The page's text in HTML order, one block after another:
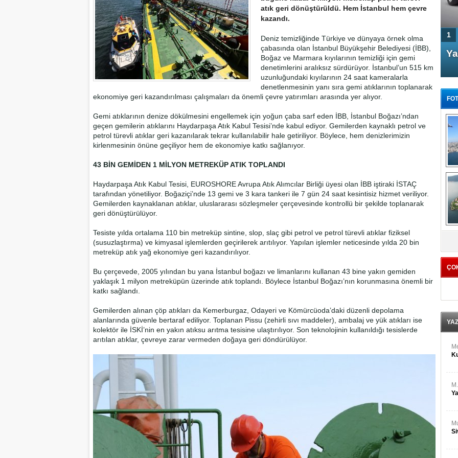
atık geri dönüştürüldü. Hem İstanbul hem çevre
kazandı.
Deniz temizliğinde Türkiye ve dünyaya örnek olma
çabasında olan İstanbul Büyükşehir Belediyesi (İBB),
Boğaz ve Marmara kıyılarının temizliği için gemi
denetimlerini aralıksız sürdürüyor. İstanbul’un 515 km
uzunluğundaki kıyılarının 24 saat kameralarla
denetlenmesinin yanı sıra gemi atıklarının toplanarak
ekonomiye geri kazandırılması çalışmaları da önemli çevre yatırımları arasında yer alıyor.
Gemi atıklarının denize dökülmesini engellemek için yoğun çaba sarf eden İBB, İstanbul Boğazı’ndan
geçen gemilerin atıklarını Haydarpaşa Atık Kabul Tesisi’nde kabul ediyor. Gemilerden kaynaklı petrol ve
petrol türevli atıklar geri kazanılarak tekrar kullanılabilir hale getiriliyor. Böylece, hem denizlerimizin
kirlenmesinin önüne geçiliyor hem de ekonomiye katkı sağlanıyor.
43 BİN GEMİDEN 1 MİLYON METREKÜP ATIK TOPLANDI
Haydarpaşa Atık Kabul Tesisi, EUROSHORE Avrupa Atık Alımcılar Birliği üyesi olan İBB iştiraki İSTAÇ
tarafından yönetiliyor. Boğaziçi’nde 13 gemi ve 3 kara tankeri ile 7 gün 24 saat kesintisiz hizmet veriliyor.
Gemilerden kaynaklanan atıklar, uluslararası sözleşmeler çerçevesinde kontrollü bir şekilde toplanarak
geri dönüştürülüyor.
Tesiste yılda ortalama 110 bin metreküp sintine, slop, slaç gibi petrol ve petrol türevli atıklar fiziksel
(susuzlaştırma) ve kimyasal işlemlerden geçirilerek arıtılıyor. Yapılan işlemler neticesinde yılda 20 bin
metreküp atık yağ ekonomiye geri kazandırılıyor.
Bu çerçevede, 2005 yılından bu yana İstanbul boğazı ve limanlarını kullanan 43 bine yakın gemiden
yaklaşık 1 milyon metreküpün üzerinde atık toplandı. Böylece İstanbul Boğazı’nın korunmasına önemli bir
katkı sağlandı.
Gemilerden alınan çöp atıkları da Kemerburgaz, Odayeri ve Kömürcüoda’daki düzenli depolama
alanlarında güvenle bertaraf ediliyor. Toplanan Pissu (zehirli sıvı maddeler), ambalaj ve yük atıkları ise
kolektör ile İSKİ’nin en yakın atıksu arıtma tesisine ulaştırılıyor. Son teknolojinin kullanıldığı tesislerde
arıtılan atıklar, çevreye zarar vermeden doğaya geri döndürülüyor.
4 Kapılı AMG GT Coupe
Türkiye'de satışa çıktı
1